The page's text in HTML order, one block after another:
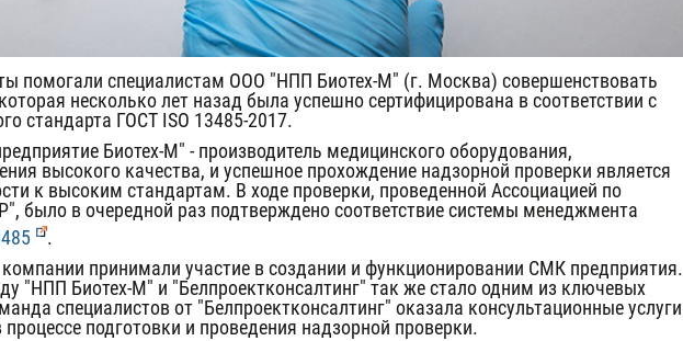
помогали специалистам ООО "НПП Биотех-М" (г. Москва) совершенствовать
несколько лет назад была успешно сертифицирована в соответствии с
стандарта ГОСТ ISO 13485-2017.
Биотех-М" - производитель медицинского оборудования,
высокого качества, и успешное прохождение надзорной проверки является
к высоким стандартам. В ходе проверки, проведенной Ассоциацией по
было в очередной раз подтверждено соответствие системы менеджмента
.
принимали участие в создании и функционировании СМК предприятия.
"НПП Биотех-М" и "Белпроектконсалтинг" так же стало одним из ключевых
специалистов от "Белпроектконсалтинг" оказала консультационные услуги
подготовки и проведения надзорной проверки.